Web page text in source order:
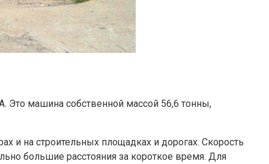
Это машина собственной массой 56,6 тонны,
и на строительных площадках и дорогах. Скорость
большие расстояния за короткое время. Для